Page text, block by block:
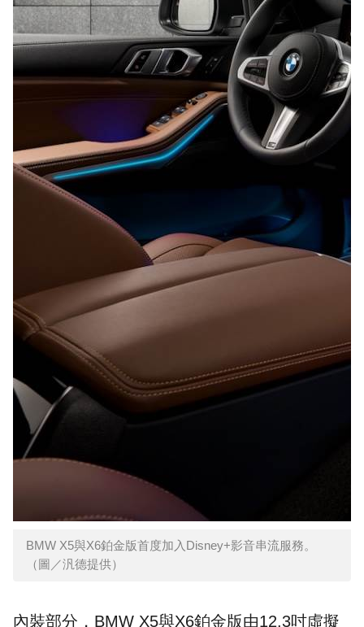
BMW X5與X6鉑金版首度加入Disney+影音串流服務。
（圖／汎德提供）
內裝部分，BMW X5與X6鉑金版由12.3吋虛擬